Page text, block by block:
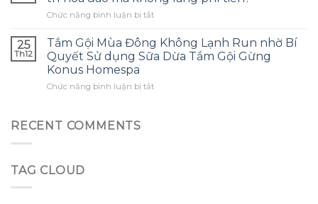
những
sai
thường
gặp?
đây
là
tôi
ước
sớm
để
tạo
một
bông
lồ
Chức năng bình luận bị tắtở
thế
nào
để
dụng
25
Th12
Tắm Gội Mùa Đông Không Lạnh Run nhờ Bí
Quyết Sử dụng Sữa Dừa Tắm Gội Gừng
Konus Homespa
Chức năng bình luận bị tắtở
RECENT COMMENTS
TAG CLOUD